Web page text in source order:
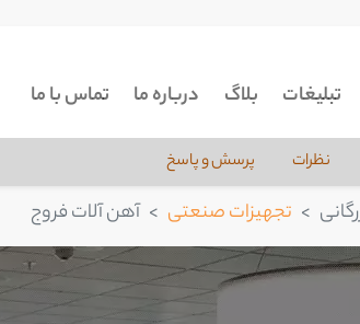
تبلیغات بلاگ درباره ما تماس با ما
نظرات پرسش و پاسخ
تجهیزات صنعتی آهن آلات فروج